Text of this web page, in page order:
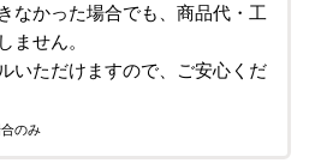
なかった場合でも、商品代・工
ません。
いただけますので、ご安心くだ
のみ